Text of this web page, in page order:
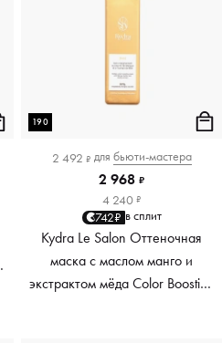
190
2 492 ₽ для бьюти-мастера
2 968 ₽
4 240 ₽
742₽ в сплит
Kydra Le Salon Оттеночная
маска с маслом манго и
экстрактом мёда Color Boosting